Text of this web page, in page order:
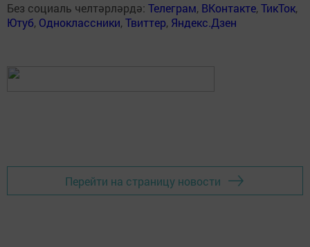
Без социаль челтәрләрдә: Телеграм, ВКонтакте,ТикТок,
Ютуб, Одноклассники,Твиттер, Яндекс.Дзен
Перейти на страницу новости